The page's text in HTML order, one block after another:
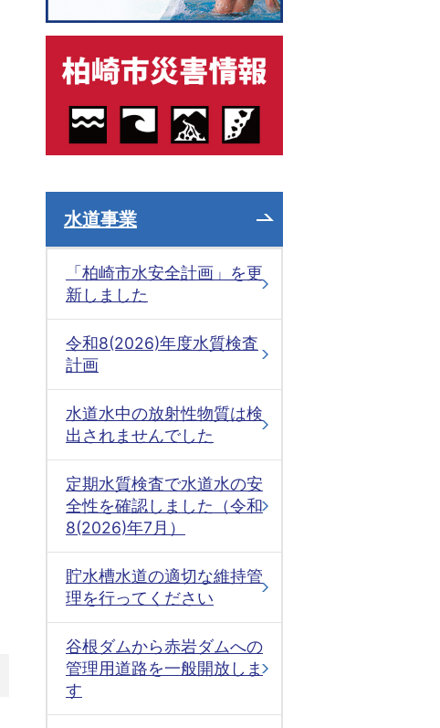
水道事業
「柏崎市水安全計画」を更
新しました
令和8(2026)年度水質検査
計画
水道水中の放射性物質は検
出されませんでした
定期水質検査で水道水の安
全性を確認しました（令和
8(2026)年7月）
貯水槽水道の適切な維持管
理を行ってください
谷根ダムから赤岩ダムへの
管理用道路を一般開放しま
す